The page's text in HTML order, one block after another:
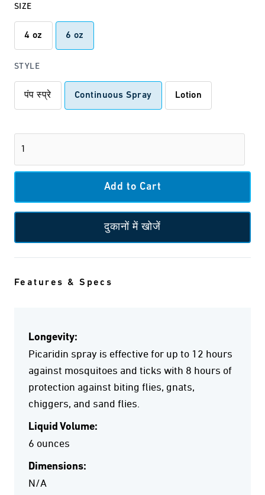
SIZE
4 oz 6 oz
STYLE
पंप स्प्रे Continuous Spray Lotion
दुकानों में खोजें
Features & Specs
Longevity:
Picaridin spray is effective for up to 12 hours
against mosquitoes and ticks with 8 hours of
protection against biting flies, gnats,
chiggers, and sand flies.
Liquid Volume:
6 ounces
Dimensions:
N/A